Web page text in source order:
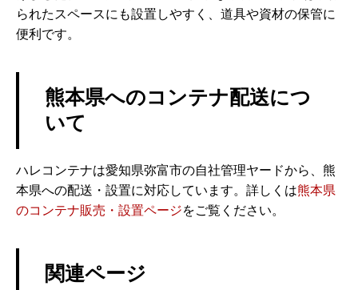
られたスペースにも設置しやすく、道具や資材の保管に
便利です。
熊本県へのコンテナ配送につ
いて
ハレコンテナは愛知県弥富市の自社管理ヤードから、熊
本県への配送・設置に対応しています。詳しくは熊本県
のコンテナ販売・設置ページをご覧ください。
関連ページ